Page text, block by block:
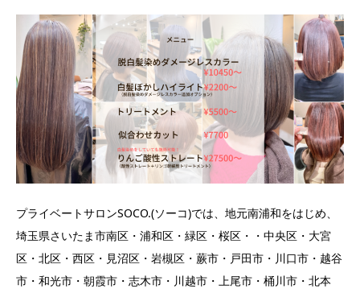
プライベートサロンSOCO.(ソーコ)では、 地元南浦和をはじめ、
埼玉県さいたま市南区・浦和区・緑区・桜区・・中央区・大宮
区・北区・西区・見沼区・岩槻区・蕨市・戸田市・川口市・越谷
市・和光市・朝霞市・志木市・川越市・上尾市・桶川市・北本